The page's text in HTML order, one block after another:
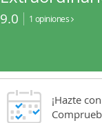
9.0 1 opiniones
¡Hazte